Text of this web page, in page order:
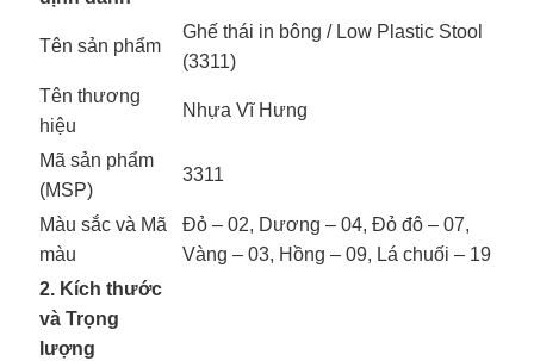
Tên sản phẩm
Ghế thái in bông / Low Plastic Stool
(3311)
Tên thương
hiệu
Nhựa Vĩ Hưng
Mã sản phẩm
(MSP)
3311
Màu sắc và Mã
màu
Đỏ – 02, Dương – 04, Đỏ đô – 07,
Vàng – 03, Hồng – 09, Lá chuối – 19
2. Kích thước
và Trọng
lượng